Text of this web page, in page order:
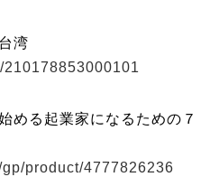
湾
める起業家になるための７
product/4777826236